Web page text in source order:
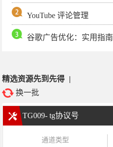
YouTube 评论管理
谷歌广告优化：实用指南
精选资源先到先得 |
换一批
TG009- tg协议号
通道类型